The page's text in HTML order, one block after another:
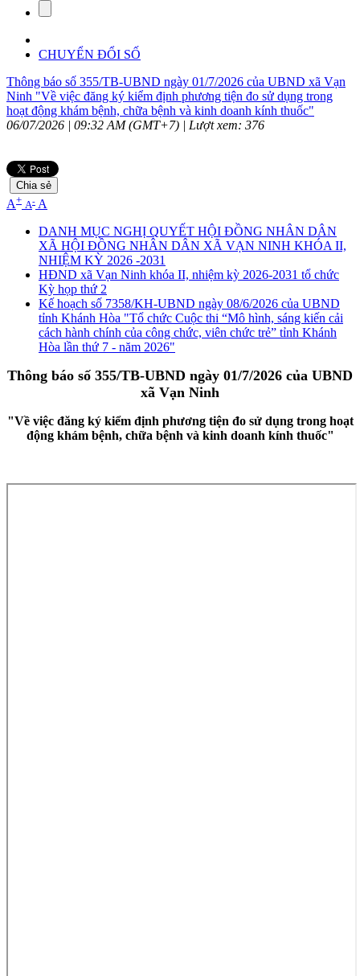
CHUYỂN ĐỔI SỐ
Thông báo số 355/TB-UBND ngày 01/7/2026 của UBND xã Vạn
Ninh "Về việc đăng ký kiểm định phương tiện đo sử dụng trong
hoạt động khám bệnh, chữa bệnh và kinh doanh kính thuốc"
06/07/2026 | 09:32 AM (GMT+7) | Lượt xem: 376
Chia sẻ
A+ A- A
DANH MỤC NGHỊ QUYẾT HỘI ĐỒNG NHÂN DÂN
XÃ HỘI ĐỒNG NHÂN DÂN XÃ VẠN NINH KHÓA II,
NHIỆM KỲ 2026 -2031
HĐND xã Vạn Ninh khóa II, nhiệm kỳ 2026-2031 tổ chức
Kỳ họp thứ 2
Kế hoạch số 7358/KH-UBND ngày 08/6/2026 của UBND
tỉnh Khánh Hòa "Tổ chức Cuộc thi “Mô hình, sáng kiến cải
cách hành chính của công chức, viên chức trẻ” tỉnh Khánh
Hòa lần thứ 7 - năm 2026"
Thông báo số 355/TB-UBND ngày 01/7/2026 của UBND
xã Vạn Ninh
"Về việc đăng ký kiểm định phương tiện đo sử dụng trong hoạt
động khám bệnh, chữa bệnh và kinh doanh kính thuốc"